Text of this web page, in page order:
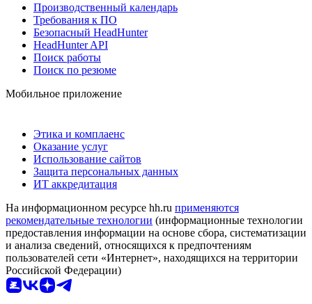
Производственный календарь
Требования к ПО
Безопасный HeadHunter
HeadHunter API
Поиск работы
Поиск по резюме
Мобильное приложение
Этика и комплаенс
Оказание услуг
Использование сайтов
Защита персональных данных
ИТ аккредитация
На информационном ресурсе hh.ru применяются
рекомендательные технологии (информационные технологии
предоставления информации на основе сбора, систематизации
и анализа сведений, относящихся к предпочтениям
пользователей сети «Интернет», находящихся на территории
Российской Федерации)